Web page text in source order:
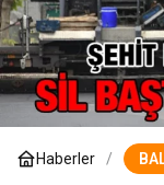
Haberler